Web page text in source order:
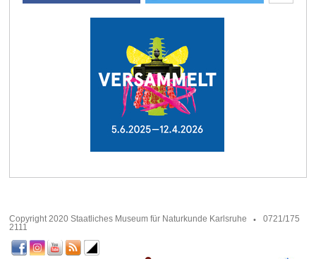
Copyright 2020 Staatliches Museum für Naturkunde Karlsruhe
0721/175
2111